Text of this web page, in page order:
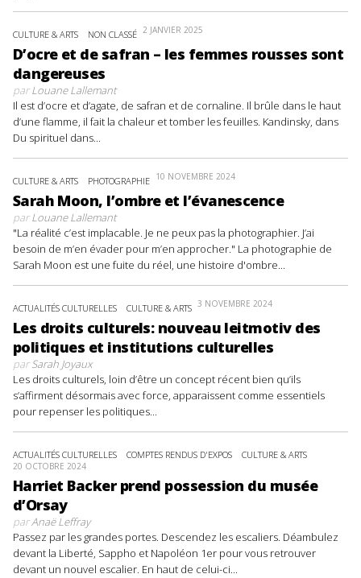
CULTURE & ARTS NON CLASSÉ 2 JANVIER 2025
D’ocre et de safran – les femmes rousses sont
dangereuses
parLouane Lallemant
Il est d’ocre et d’agate, de safran et de cornaline. Il brûle dans le haut
d’une flamme, il fait la chaleur et tomber les feuilles. Kandinsky, dans
Du spirituel dans...
CULTURE & ARTS PHOTOGRAPHIE 10 NOVEMBRE 2024
Sarah Moon, l’ombre et l’évanescence
parLouane Lallemant
"La réalité c’est implacable. Je ne peux pas la photographier. J’ai
besoin de m’en évader pour m’en approcher." La photographie de
Sarah Moon est une fuite du réel, une histoire d'ombre...
ACTUALITÉS CULTURELLES CULTURE & ARTS 3 NOVEMBRE 2024
Les droits culturels: nouveau leitmotiv des
politiques et institutions culturelles
parSarah Joyaux
Les droits culturels, loin d’être un concept récent bien qu’ils
s’affirment désormais avec force, apparaissent comme essentiels
pour repenser les politiques...
ACTUALITÉS CULTURELLES COMPTES RENDUS D'EXPOS CULTURE & ARTS
20 OCTOBRE 2024
Harriet Backer prend possession du musée
d’Orsay
parAnaë Leffray
Passez par les grandes portes. Descendez les escaliers. Déambulez
devant la Liberté, Sappho et Napoléon 1er pour vous retrouver
devant un nouvel escalier. En haut de celui-ci...